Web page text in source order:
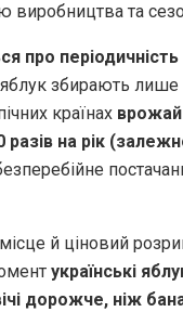
виробництва та
про
збирають лише
країнах врожай
на рік
й ціновий
українські
дорожче, ніж